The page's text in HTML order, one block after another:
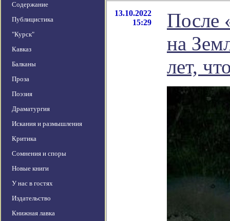
Содержание
Публицистика
"Курск"
Кавказ
Балканы
Проза
Поэзия
Драматургия
Искания и размышления
Критика
Сомнения и споры
Новые книги
У нас в гостях
Издательство
Книжная лавка
13.10.2022
15:29
После
на
лет,